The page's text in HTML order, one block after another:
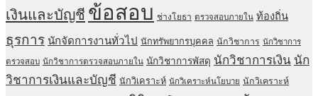
เงินและบัญชี ข้อสอบ ช่างโยธา ตรวจสอบภายใน ท้องถิ่น
ธุรการ นักจัดการงานทั่วไป นักทรัพยากรบุคคล นักวิชาการ นักวิชาการ
ตรวจสอบ นักวิชาการตรวจสอบภายใน นักวิชาการพัสดุ นักวิชาการเงิน นัก
วิชาการเงินและบัญชี นักวิเคราะห์ นักวิเคราะห์นโยบาย นักวิเคราะห์